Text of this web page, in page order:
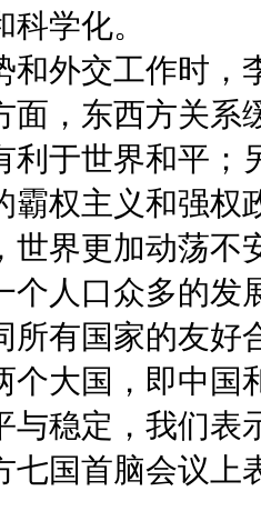
学化。
和外交工作时，
面，东西方关系
利于世界和平；
霸权主义和强权
世界更加动荡不
个人口众多的发
所有国家的友好
个大国，即中国
与稳定，我们表
七国首脑会议上